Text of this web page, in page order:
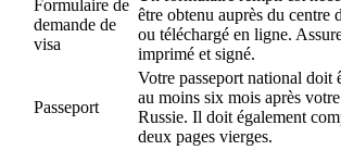
Formulaire de
demande de
visa
être obtenu auprès du centre
ou téléchargé en ligne.
imprimé et signé.
Passeport
Votre passeport national doit
au moins six mois après
Russie. Il doit également
deux pages vierges.